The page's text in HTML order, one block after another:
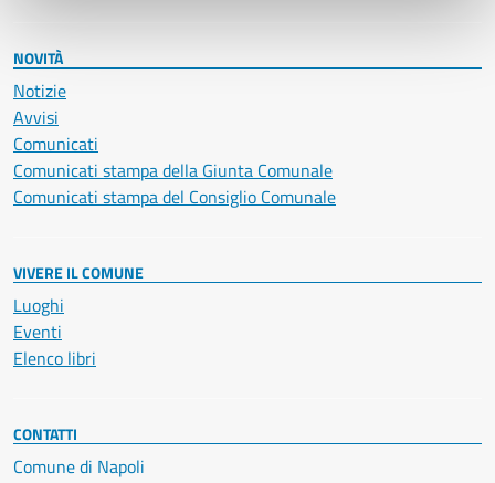
NOVITÀ
Notizie
Avvisi
Comunicati
Comunicati stampa della Giunta Comunale
Comunicati stampa del Consiglio Comunale
VIVERE IL COMUNE
Luoghi
Eventi
Elenco libri
CONTATTI
Comune di Napoli